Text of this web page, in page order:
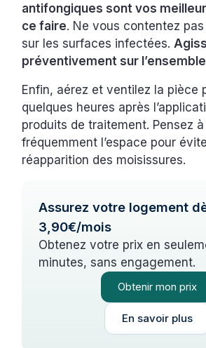
antifongiques sont vos
ce faire. Ne vous contentez pas
sur les surfaces infectées.
préventivement sur
Enfin, aérez et ventilez la pièce
quelques heures après
produits de traitement. Pensez
fréquemment l’espace pour
réapparition des moisissures.
Assurez votre logement
3,90€/mois
Obtenez votre prix en
minutes, sans engagement.
Obtenir mon prix
En savoir plus